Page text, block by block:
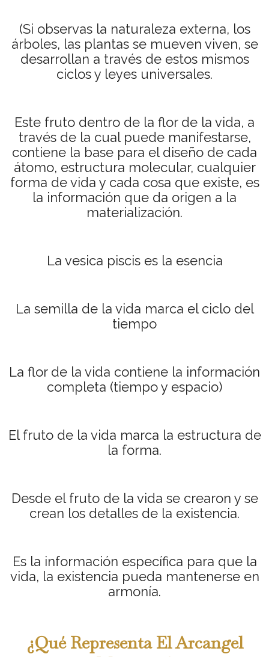
(Si observas la naturaleza externa, los
árboles, las plantas se mueven viven, se
desarrollan a través de estos mismos
ciclos y leyes universales.
Este fruto dentro de la flor de la vida, a
través de la cual puede manifestarse,
contiene la base para el diseño de cada
átomo, estructura molecular, cualquier
forma de vida y cada cosa que existe, es
la información que da origen a la
materialización.
La vesica piscis es la esencia
La semilla de la vida marca el ciclo del
tiempo
La flor de la vida contiene la información
completa (tiempo y espacio)
El fruto de la vida marca la estructura de
la forma.
Desde el fruto de la vida se crearon y se
crean los detalles de la existencia.
Es la información específica para que la
vida, la existencia pueda mantenerse en
armonía.
¿Qué Representa El Arcangel